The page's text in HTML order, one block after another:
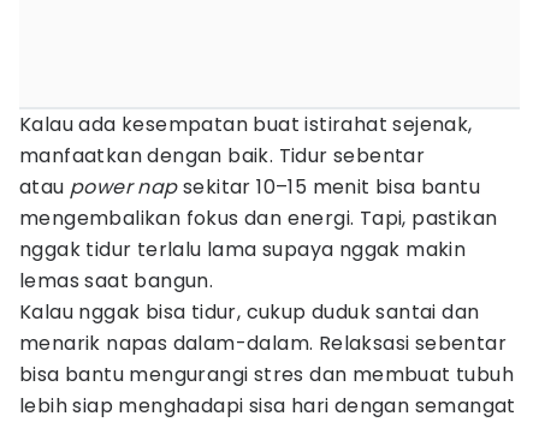
Kalau ada kesempatan buat istirahat sejenak,
manfaatkan dengan baik. Tidur sebentar
atau power napsekitar 10–15 menit bisa bantu
mengembalikan fokus dan energi. Tapi, pastikan
nggak tidur terlalu lama supaya nggak makin
lemas saat bangun.
Kalau nggak bisa tidur, cukup duduk santai dan
menarik napas dalam-dalam. Relaksasi sebentar
bisa bantu mengurangi stres dan membuat tubuh
lebih siap menghadapi sisa hari dengan semangat